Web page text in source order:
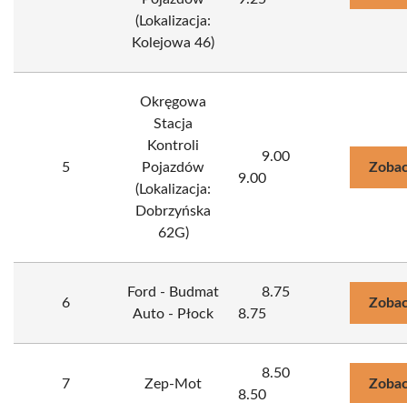
(Lokalizacja:
Kolejowa 46)
5
Okręgowa
Stacja
Kontroli
Pojazdów
(Lokalizacja:
Dobrzyńska
62G)
9.00
9.00
6
Ford - Budmat
Auto - Płock
8.75
8.75
7 Zep-Mot
8.50
8.50